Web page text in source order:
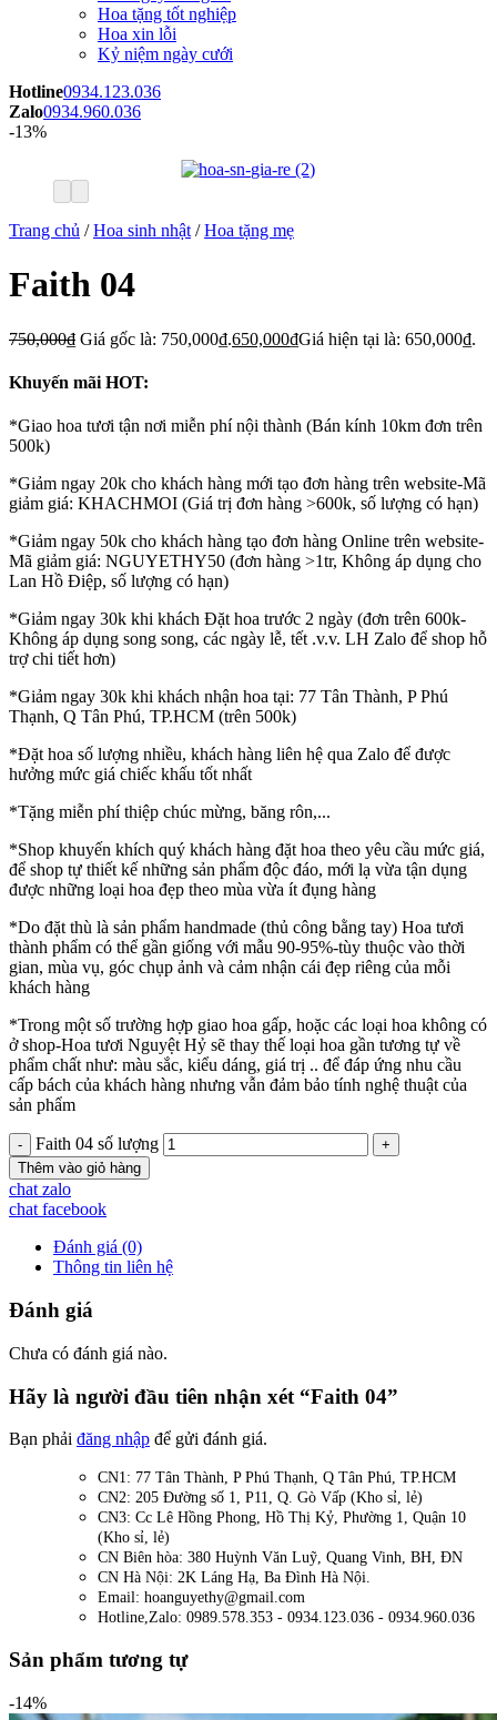
Hoa tặng tốt nghiệp
Hoa xin lỗi
Kỷ niệm ngày cưới
Hotline0934.123.036
Zalo0934.960.036
-13%
Trang chủ / Hoa sinh nhật / Hoa tặng mẹ
Faith 04
750,000₫ Giá gốc là: 750,000₫.650,000₫Giá hiện tại là: 650,000₫.
Khuyến mãi HOT:
*Giao hoa tươi tận nơi miễn phí nội thành (Bán kính 10km đơn trên
500k)
*Giảm ngay 20k cho khách hàng mới tạo đơn hàng trên website-Mã
giảm giá: KHACHMOI (Giá trị đơn hàng >600k, số lượng có hạn)
*Giảm ngay 50k cho khách hàng tạo đơn hàng Online trên website-
Mã giảm giá: NGUYETHY50 (đơn hàng >1tr, Không áp dụng cho
Lan Hồ Điệp, số lượng có hạn)
*Giảm ngay 30k khi khách Đặt hoa trước 2 ngày (đơn trên 600k-
Không áp dụng song song, các ngày lễ, tết .v.v. LH Zalo để shop hỗ
trợ chi tiết hơn)
*Giảm ngay 30k khi khách nhận hoa tại: 77 Tân Thành, P Phú
Thạnh, Q Tân Phú, TP.HCM (trên 500k)
*Đặt hoa số lượng nhiều, khách hàng liên hệ qua Zalo để được
hưởng mức giá chiếc khấu tốt nhất
*Tặng miễn phí thiệp chúc mừng, băng rôn,...
*Shop khuyến khích quý khách hàng đặt hoa theo yêu cầu mức giá,
để shop tự thiết kế những sản phẩm độc đáo, mới lạ vừa tận dụng
được những loại hoa đẹp theo mùa vừa ít đụng hàng
*Do đặt thù là sản phẩm handmade (thủ công bằng tay) Hoa tươi
thành phẩm có thể gần giống với mẫu 90-95%-tùy thuộc vào thời
gian, mùa vụ, góc chụp ảnh và cảm nhận cái đẹp riêng của mỗi
khách hàng
*Trong một số trường hợp giao hoa gấp, hoặc các loại hoa không có
ở shop-Hoa tươi Nguyệt Hỷ sẽ thay thế loại hoa gần tương tự về
phẩm chất như: màu sắc, kiểu dáng, giá trị .. để đáp ứng nhu cầu
cấp bách của khách hàng nhưng vẫn đảm bảo tính nghệ thuật của
sản phẩm
Faith 04 số lượng
Thêm vào giỏ hàng
chat zalo
chat facebook
Đánh giá (0)
Thông tin liên hệ
Đánh giá
Chưa có đánh giá nào.
Hãy là người đầu tiên nhận xét “Faith 04”
Bạn phải đăng nhập để gửi đánh giá.
CN1: 77 Tân Thành, P Phú Thạnh, Q Tân Phú, TP.HCM
CN2: 205 Đường số 1, P11, Q. Gò Vấp (Kho sỉ, lẻ)
CN3: Cc Lê Hồng Phong, Hồ Thị Kỷ, Phường 1, Quận 10
(Kho sỉ, lẻ)
CN Biên hòa: 380 Huỳnh Văn Luỹ, Quang Vinh, BH, ĐN
CN Hà Nội: 2K Láng Hạ, Ba Đình Hà Nội.
Email: hoanguyethy@gmail.com
Hotline,Zalo: 0989.578.353 - 0934.123.036 - 0934.960.036
Sản phẩm tương tự
-14%